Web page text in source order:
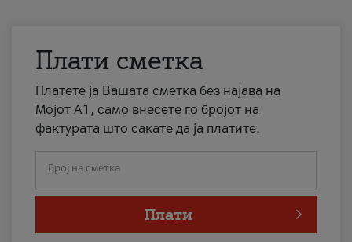
Плати сметка
Платете ја Вашата сметка без најава на
Мојот А1, само внесете го бројот на
фактурата што сакате да ја платите.
Број на сметка
Плати